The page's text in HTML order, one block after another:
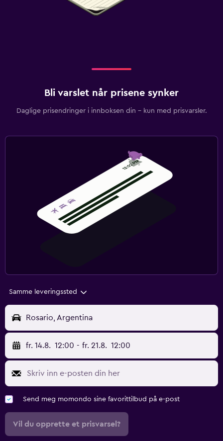
Bli varslet når prisene synker
Daglige prisendringer i innboksen din – kun med prisvarsler.
Samme leveringssted
Rosario, Argentina
fr. 14.8. 12:00 - fr. 21.8. 12:00
Send meg momondo sine favorittilbud på e-post
Vil du opprette et prisvarsel?